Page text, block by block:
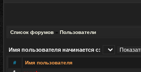
Список форумов » Пользователи
Имя пользователя начинается с:
# Имя пользователя